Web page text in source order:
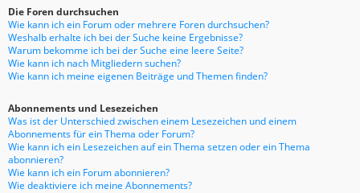
Die Foren durchsuchen
Wie kann ich ein Forum oder mehrere Foren durchsuchen?
Weshalb erhalte ich bei der Suche keine Ergebnisse?
Warum bekomme ich bei der Suche eine leere Seite?
Wie kann ich nach Mitgliedern suchen?
Wie kann ich meine eigenen Beiträge und Themen finden?
Abonnements und Lesezeichen
Was ist der Unterschied zwischen einem Lesezeichen und einem
Abonnements für ein Thema oder Forum?
Wie kann ich ein Lesezeichen auf ein Thema setzen oder ein Thema
abonnieren?
Wie kann ich ein Forum abonnieren?
Wie deaktiviere ich meine Abonnements?